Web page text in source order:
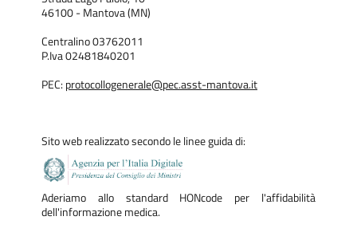
46100 - Mantova (MN)
Centralino 03762011
P.Iva 02481840201
PEC: protocollogenerale@pec.asst-mantova.it
Sito web realizzato secondo le linee guida di:
Aderiamo allo standard HONcode per l'affidabilità
dell'informazione medica.